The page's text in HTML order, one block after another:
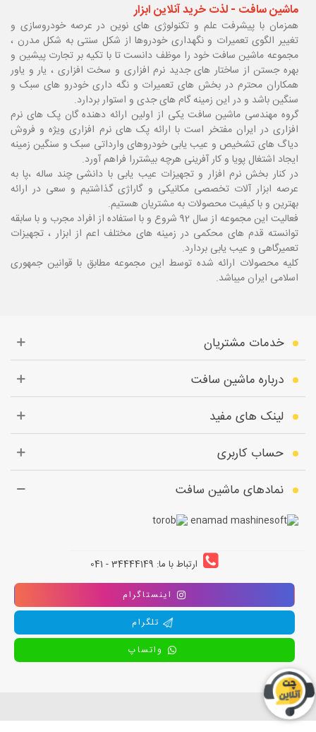
ماشین سافت - لذت خرید آنلاین ابزار
همزمان با پیشرفت علم و تکنولوژی های نوین در عرصه خودروسازی و
تغییر الگوی تعمیرات و نگهداری خودروها از شکل سنتی به شکل مدرن ،
مجموعه ماشین سافت خود را موظف دانست تا با تکیه بر تجارت پیشین و
بهره جستن از ساختار های جدید نرم افزاری و سخت افزاری ، یار و یاور
همکاران محترم در بخش های تعمیرات و نگه داری خودرو های سبک و
سنگین باشد و در این زمینه گام های جدی و استوار بردارد.
گروه مهندسی ماشین سافت یکی از اولین ارائه دهنده گان پک های نرم
افزاری در ایران مفتخر است با ارائه پک های نرم افزاری ویژه و فروش
دیاگ های تشخیص و عیب یابی خودروهای وارداتی سبک و سنگین زمینه
ایجاد اشتغال پویا و کار آفرینی هرچه بیشتررا فراهم آورد.
در کنار بخش نرم افزار و تجهیزات عیب یابی با دانشی چند ساله ،پا به
عرصه ابزار آلات تخصصی مکانیکی و گاراژی گذاشتیم و سعی در ارائه
بهترین و با کیفیت محصولات به مشتریان هستیم.
فعالیت این مجموعه از سال 92 شروع و با استفاده از افراد مجرب و با سابقه
توانسته قدم های محکمی در زمینه های مختلف اعم از ابزار ، تجهیزات
تعمیرگاهی و عیب یابی بردارد.
کلیه محصولات ارائه شده توسط این مجموعه مطابق با قوانین جمهوری
اسلامی ایران میباشد.
خدمات مشتریان
درباره ماشین سافت
لینک های مفید
حساب کاربری
نمادهای ماشین سافت
ارتباط با ما: 34444149 - 041
اینستاگرام
تلگرام
واتساپ